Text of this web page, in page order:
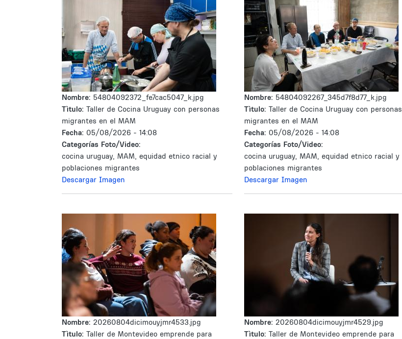
Nombre: 54804092372_fe7cac5047_k.jpg
Tìtulo: Taller de Cocina Uruguay con personas
migrantes en el MAM
Fecha: 05/08/2026 - 14:08
Categorías Foto/Video:
cocina uruguay, MAM, equidad etnico racial y
poblaciones migrantes
Descargar Imagen
Nombre: 54804092267_345d7f8d77_k.jpg
Tìtulo: Taller de Cocina Uruguay con personas
migrantes en el MAM
Fecha: 05/08/2026 - 14:08
Categorías Foto/Video:
cocina uruguay, MAM, equidad etnico racial y
poblaciones migrantes
Descargar Imagen
Nombre: 20260804dicimouyjmr4533.jpg
Tìtulo: Taller de Montevideo emprende para
Nombre: 20260804dicimouyjmr4529.jpg
Tìtulo: Taller de Montevideo emprende para